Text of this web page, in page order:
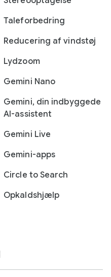
Taleforbedring
Reducering af vindstøj
Lydzoom
Gemini Nano
Gemini, din indbyggede
AI-assistent
Gemini Live
Gemini-apps
Circle to Search
Opkaldshjælp